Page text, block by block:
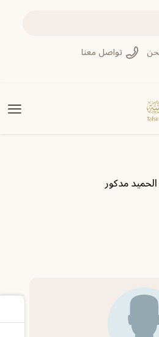
تواصل معنا
مدكور